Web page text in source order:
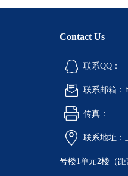
Contact Us
联系QQ：
联系邮箱：
传真：
联系地址：
号楼1单元2楼（